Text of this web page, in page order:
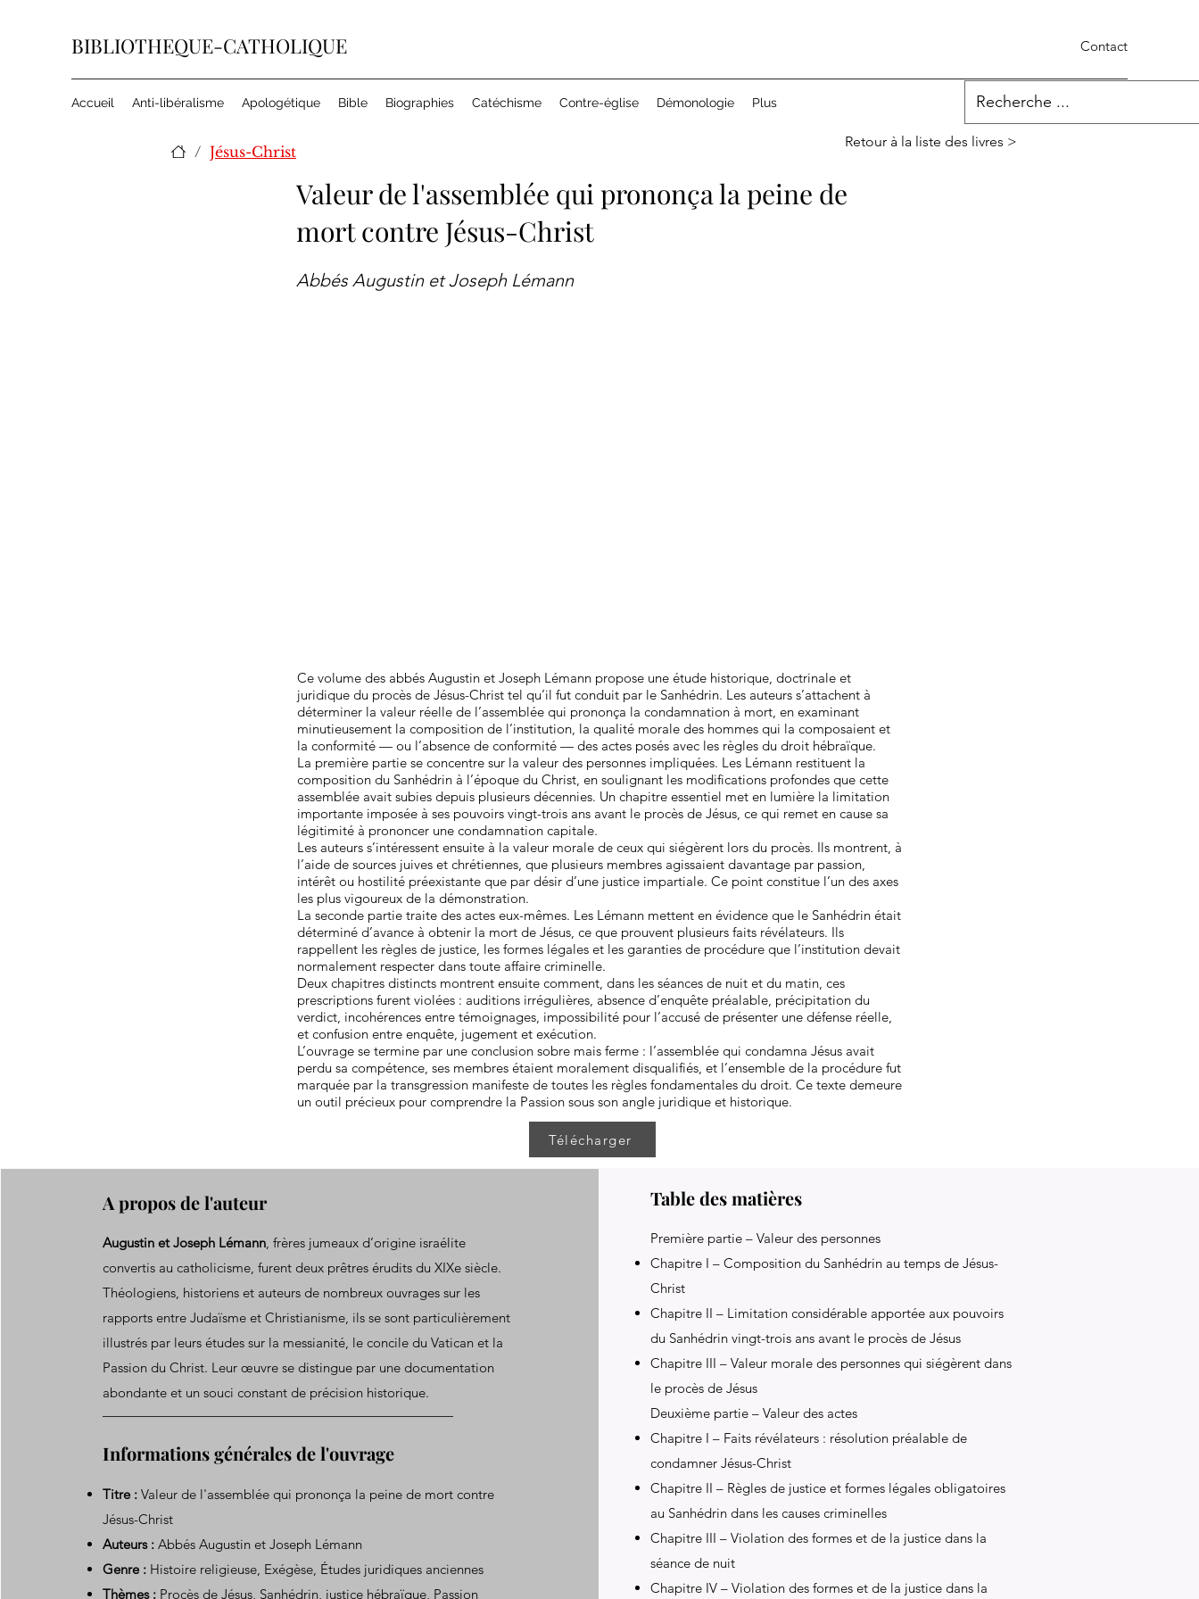
BIBLIOTHEQUE-CATHOLIQUE Contact
Accueil Anti-libéralisme Apologétique Bible Biographies Catéchisme Contre-église Démonologie Plus
/ Jésus-Christ
Retour à la liste des livres >
Valeur de l'assemblée qui prononça la peine de
mort contre Jésus-Christ
Abbés Augustin et Joseph Lémann
Ce volume des abbés Augustin et Joseph Lémann propose une étude historique, doctrinale et
juridique du procès de Jésus-Christ tel qu’il fut conduit par le Sanhédrin. Les auteurs s’attachent à
déterminer la valeur réelle de l’assemblée qui prononça la condamnation à mort, en examinant
minutieusement la composition de l’institution, la qualité morale des hommes qui la composaient et
la conformité — ou l’absence de conformité — des actes posés avec les règles du droit hébraïque.
La première partie se concentre sur la valeur des personnes impliquées. Les Lémann restituent la
composition du Sanhédrin à l’époque du Christ, en soulignant les modifications profondes que cette
assemblée avait subies depuis plusieurs décennies. Un chapitre essentiel met en lumière la limitation
importante imposée à ses pouvoirs vingt-trois ans avant le procès de Jésus, ce qui remet en cause sa
légitimité à prononcer une condamnation capitale.
Les auteurs s’intéressent ensuite à la valeur morale de ceux qui siégèrent lors du procès. Ils montrent, à
l’aide de sources juives et chrétiennes, que plusieurs membres agissaient davantage par passion,
intérêt ou hostilité préexistante que par désir d’une justice impartiale. Ce point constitue l’un des axes
les plus vigoureux de la démonstration.
La seconde partie traite des actes eux-mêmes. Les Lémann mettent en évidence que le Sanhédrin était
déterminé d’avance à obtenir la mort de Jésus, ce que prouvent plusieurs faits révélateurs. Ils
rappellent les règles de justice, les formes légales et les garanties de procédure que l’institution devait
normalement respecter dans toute affaire criminelle.
Deux chapitres distincts montrent ensuite comment, dans les séances de nuit et du matin, ces
prescriptions furent violées : auditions irrégulières, absence d’enquête préalable, précipitation du
verdict, incohérences entre témoignages, impossibilité pour l’accusé de présenter une défense réelle,
et confusion entre enquête, jugement et exécution.
L’ouvrage se termine par une conclusion sobre mais ferme : l’assemblée qui condamna Jésus avait
perdu sa compétence, ses membres étaient moralement disqualifiés, et l’ensemble de la procédure fut
marquée par la transgression manifeste de toutes les règles fondamentales du droit. Ce texte demeure
un outil précieux pour comprendre la Passion sous son angle juridique et historique.
Télécharger
A propos de l'auteur
Augustin et Joseph Lémann, frères jumeaux d’origine israélite
convertis au catholicisme, furent deux prêtres érudits du XIXe siècle.
Théologiens, historiens et auteurs de nombreux ouvrages sur les
rapports entre Judaïsme et Christianisme, ils se sont particulièrement
illustrés par leurs études sur la messianité, le concile du Vatican et la
Passion du Christ. Leur œuvre se distingue par une documentation
abondante et un souci constant de précision historique.
Informations générales de l'ouvrage
Titre : Valeur de l'assemblée qui prononça la peine de mort contre
Jésus-Christ
Auteurs : Abbés Augustin et Joseph Lémann
Genre : Histoire religieuse, Exégèse, Études juridiques anciennes
Thèmes : Procès de Jésus, Sanhédrin, justice hébraïque, Passion
Table des matières
Première partie – Valeur des personnes
Chapitre I – Composition du Sanhédrin au temps de Jésus-
Christ
Chapitre II – Limitation considérable apportée aux pouvoirs
du Sanhédrin vingt-trois ans avant le procès de Jésus
Chapitre III – Valeur morale des personnes qui siégèrent dans
le procès de Jésus
Deuxième partie – Valeur des actes
Chapitre I – Faits révélateurs : résolution préalable de
condamner Jésus-Christ
Chapitre II – Règles de justice et formes légales obligatoires
au Sanhédrin dans les causes criminelles
Chapitre III – Violation des formes et de la justice dans la
séance de nuit
Chapitre IV – Violation des formes et de la justice dans la